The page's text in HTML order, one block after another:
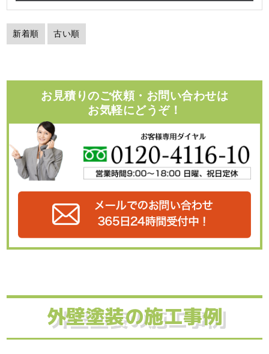
新着順 古い順
お見積りのご依頼・お問い合わせは
お気軽にどうぞ！
外壁塗装の施工事例